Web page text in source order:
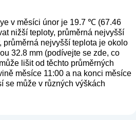
v měsíci únor je 19.7 ℃ (67.46
nižší teploty, průměrná nejvyšší
nejvyšší teplota je okolo
32.8 mm (podívejte se zde, co
lišit od těchto průměrných
měsíce 11:00 a na konci měsíce
se může v různých výškách